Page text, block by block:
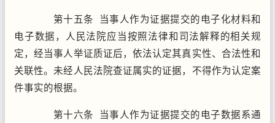
第十五条 当事人作为证据提交的电子化材料和
电子数据，人民法院应当按照法律和司法解释的相关规
定，经当事人举证质证后，依法认定其真实性、合法性和
关联性。未经人民法院查证属实的证据，不得作为认定案
件事实的根据。
第十六条 当事人作为证据提交的电子数据系通